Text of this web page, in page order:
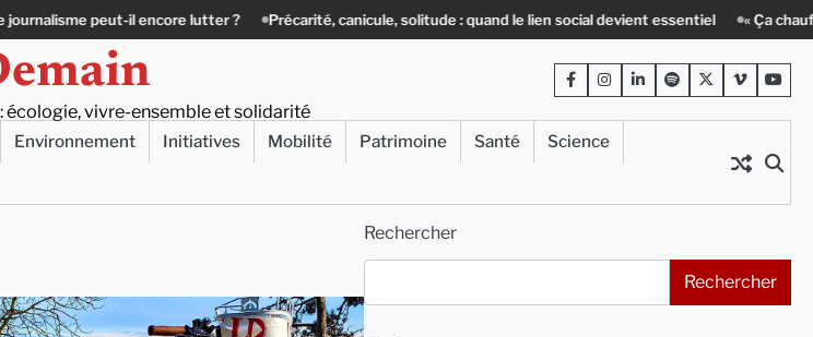
peut-il encore lutter ? Précarité, canicule, solitude : quand le lien social devient essentiel « Ça chauffe » : des
écologie, vivre-ensemble et solidarité
Facebook
Instagram
LinkedInSpotifyTwitterViméo
Environnement Initiatives Mobilité Patrimoine Santé
Science
Rechercher
Rechercher